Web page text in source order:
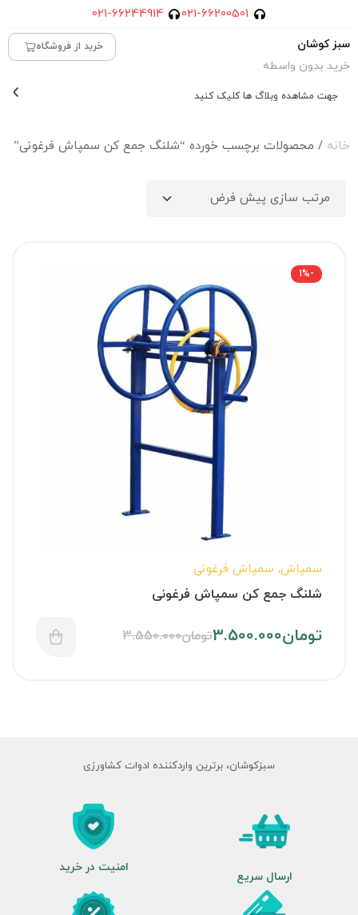
021-66200501
021-66244914
سبز کوشان خرید از فروشگاه
خرید بدون واسطه
جهت مشاهده وبلاگ ها کلیک کنید
خانه / محصولات برچسب خورده “شلنگ جمع کن سمپاش فرغونی”
-1%
سمپاش, سمپاش فرغونی
شلنگ جمع کن سمپاش فرغونی
تومان3.550.000 تومان3.500.000
سبزکوشان، برترین واردکننده ادوات کشاورزی
ارسال سریع
امنیت در خرید